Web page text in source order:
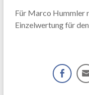
Für Marco Hummler
Einzelwertung für